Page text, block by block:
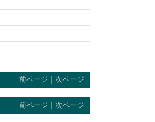
前ページ 次ページ
前ページ ｜ 次ページ